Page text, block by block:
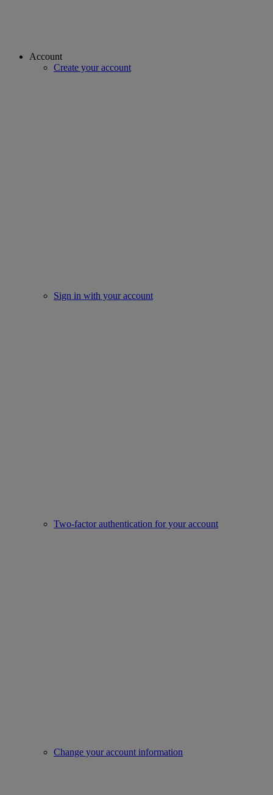
Account
Create your account
Sign in with your account
Two-factor authentication for your account
Change your account information